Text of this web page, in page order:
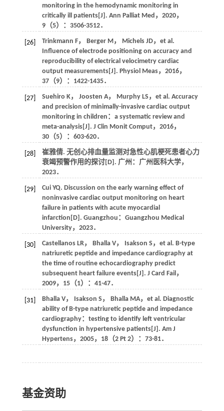
monitoring in the hemodynamic monitoring in
critically ill patients[J]. Ann Palliat Med ， 2020，
9（5）：3506-3512．
[26] Trinkmann F， Berger M， Michels JD，et al.
Influence of electrode positioning on accuracy and
reproducibility of electrical velocimetry cardiac
output measurements[J]. Physiol Meas， 2016，
37（9）：1422-1435．
[27] Suehiro K， Joosten A， Murphy LS ，et al. Accuracy
and precision of minimally-invasive cardiac output
monitoring in children：a systematic review and
meta-analysis[J]. J Clin Monit Comput， 2016，
30（5）：603-620．
[28]
崔雅倩. 无创心排血量监测对急性心肌梗死患者心力
衰竭预警作用的探讨[D]. 广州：广州医科大学，
2023．
[29] Cui YQ. Discussion on the early warning effect of
noninvasive cardiac output monitoring on heart
failure in patients with acute myocardial
infarction[D]. Guangzhou：Guangzhou Medical
University， 2023．
[30] Castellanos LR， Bhalla V， Isakson S ，et al. B-type
natriuretic peptide and impedance cardiography at
the time of routine echocardiography predict
subsequent heart failure events[J]. J Card Fail ，
2009， 15（1）：41-47．
[31] Bhalla V， Isakson S ， Bhalla MA，et al. Diagnostic
ability of B-type natriuretic peptide and impedance
cardiography：testing to identify left ventricular
dysfunction in hypertensive patients[J]. Am J
Hypertens， 2005， 18（2 Pt 2）：73-81．
基金资助